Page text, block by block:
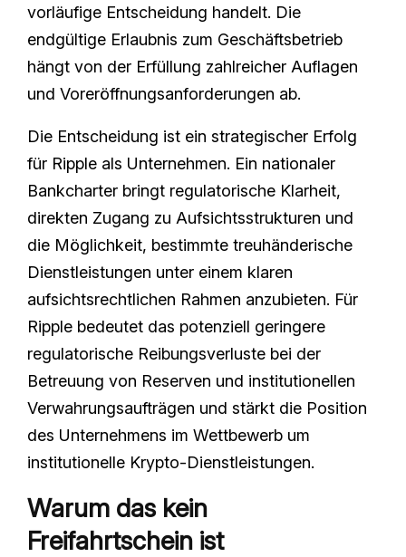
vorläufige Entscheidung handelt. Die
endgültige Erlaubnis zum Geschäftsbetrieb
hängt von der Erfüllung zahlreicher Auflagen
und Voreröffnungsanforderungen ab.
Die Entscheidung ist ein strategischer Erfolg
für Ripple als Unternehmen. Ein nationaler
Bankcharter bringt regulatorische Klarheit,
direkten Zugang zu Aufsichtsstrukturen und
die Möglichkeit, bestimmte treuhänderische
Dienstleistungen unter einem klaren
aufsichtsrechtlichen Rahmen anzubieten. Für
Ripple bedeutet das potenziell geringere
regulatorische Reibungsverluste bei der
Betreuung von Reserven und institutionellen
Verwahrungsaufträgen und stärkt die Position
des Unternehmens im Wettbewerb um
institutionelle Krypto‑Dienstleistungen.
Warum das kein
Freifahrtschein ist